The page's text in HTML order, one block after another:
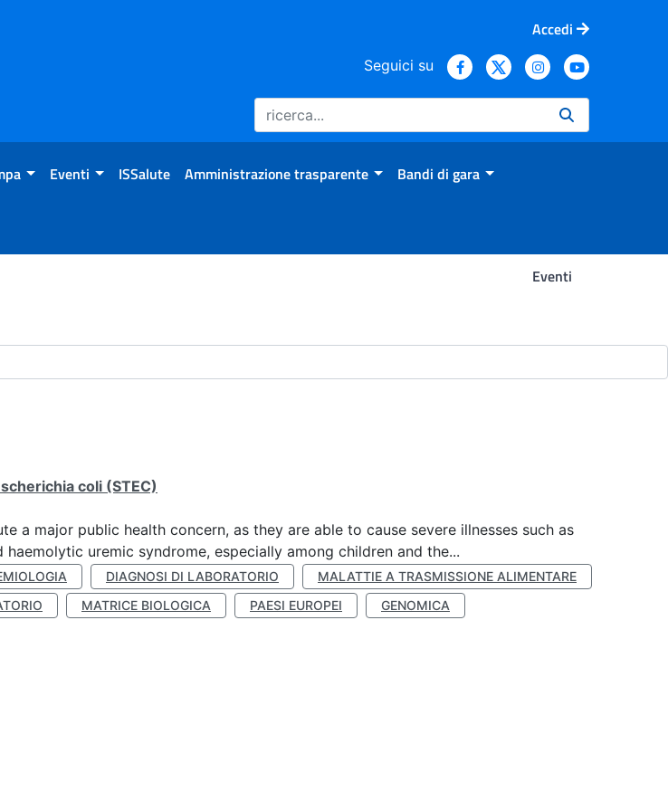
Accedi
Seguici su
Eventi ISSalute Amministrazione trasparente Bandi di gara
Eventi
coli (STEC)
a major public health concern, as they are able to cause severe illnesses such as
haemolytic uremic syndrome, especially among children and the...
DIAGNOSI DI LABORATORIO
MALATTIE A TRASMISSIONE ALIMENTARE
MATRICE BIOLOGICA PAESI EUROPEI GENOMICA